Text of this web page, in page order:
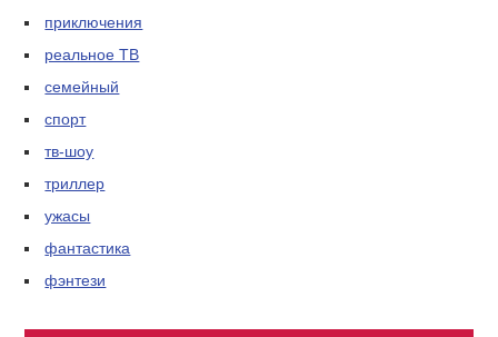
приключения
реальное ТВ
семейный
спорт
тв-шоу
триллер
ужасы
фантастика
фэнтези